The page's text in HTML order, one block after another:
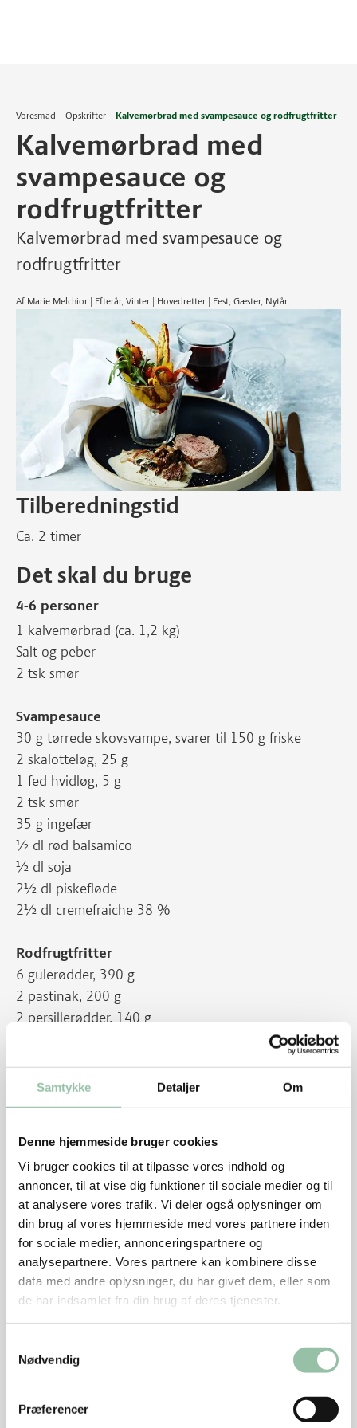
Samtykke Detaljer Om
Denne hjemmeside bruger cookies
Vi bruger cookies til at tilpasse vores indhold og
annoncer, til at vise dig funktioner til sociale medier og til
at analysere vores trafik. Vi deler også oplysninger om
din brug af vores hjemmeside med vores partnere inden
for sociale medier, annonceringspartnere og
analysepartnere. Vores partnere kan kombinere disse
data med andre oplysninger, du har givet dem, eller som
de har indsamlet fra din brug af deres tjenester.
Nødvendig
Præferencer
Voresmad Opskrifter Kalvemørbrad med svampesauce og rodfrugtfritter
Kalvemørbrad med
svampesauce og
rodfrugtfritter
Kalvemørbrad med svampesauce og
rodfrugtfritter
Af Marie Melchior | Efterår, Vinter | Hovedretter | Fest, Gæster, Nytår
Tilberedningstid
Ca. 2 timer
Det skal du bruge
4-6 personer
1 kalvemørbrad (ca. 1,2 kg)
Salt og peber
2 tsk smør
Svampesauce
30 g tørrede skovsvampe, svarer til 150 g friske
2 skalotteløg, 25 g
1 fed hvidløg, 5 g
2 tsk smør
35 g ingefær
½ dl rød balsamico
½ dl soja
2½ dl piskefløde
2½ dl cremefraiche 38 %
Rodfrugtfritter
6 gulerødder, 390 g
2 pastinak, 200 g
2 persillerødder, 140 g
50 g revet parmesan
Salt og peber
Pynt
Evt. en kvist frisk estragon
Sådan gør du
Skyl de tørrede svampe. Læg dem i blød i et par timer
i koldt vand.
Pil skalotteløg og hvidløg og hak dem fint.
Varm smør i en gryde ved middel varme. Svits løg og
Tilsæt ingefær og balsamico.
af vandet og svampene i gryden.